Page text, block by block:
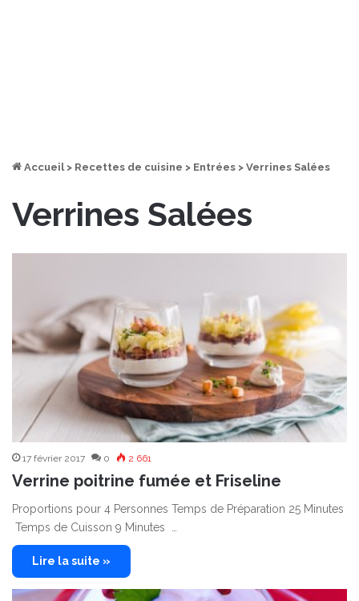
Accueil > Recettes de cuisine > Entrées > Verrines Salées
Verrines Salées
17 février 2017 0 2 661
Verrine poitrine fumée et Friseline
Proportions pour 4 Personnes Temps de Préparation 25 Minutes
Temps de Cuisson 9 Minutes …
Lire la suite »